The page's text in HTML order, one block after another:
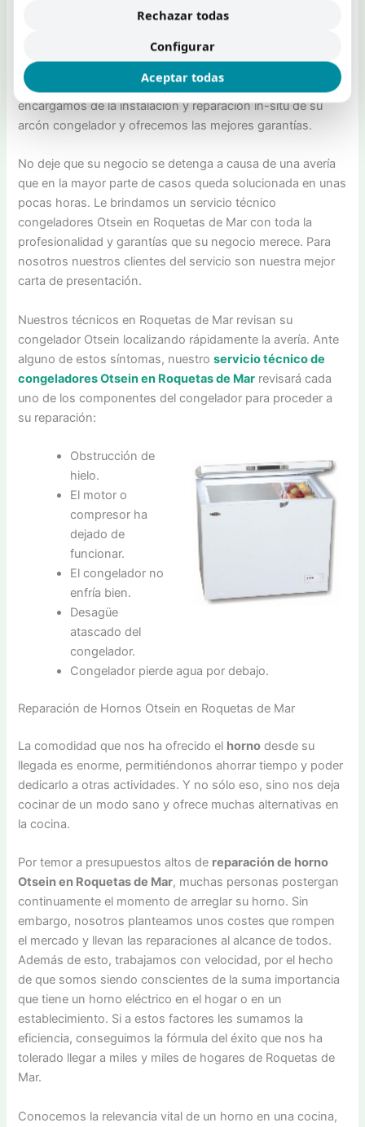
en un tiempo record. Nuestro servicio
unos tiempos de respuesta de primer nivel con la garantía
de ser un servicio tecnico autorizado en Roquetas de Mar
para el fabricante de congeladores Otsein. Nos
encargamos de la instalación y reparación in-situ de su
arcón congelador y ofrecemos las mejores garantías.
No deje que su negocio se detenga a causa de una avería
que en la mayor parte de casos queda solucionada en unas
pocas horas. Le brindamos un servicio técnico
congeladores Otsein en Roquetas de Mar con toda la
profesionalidad y garantías que su negocio merece. Para
nosotros nuestros clientes del servicio son nuestra mejor
carta de presentación.
Nuestros técnicos en Roquetas de Mar revisan su
congelador Otsein localizando rápidamente la avería. Ante
alguno de estos síntomas, nuestroservicio técnico de
congeladores Otsein en Roquetas de Mar revisará cada
uno de los componentes del congelador para proceder a
su reparación:
Obstrucción de
hielo.
El motor o
compresor ha
dejado de
funcionar.
El congelador no
enfría bien.
Desagüe
atascado del
congelador.
Congelador pierde agua por debajo.
Reparación de Hornos Otsein en Roquetas de Mar
La comodidad que nos ha ofrecido el horno desde su
llegada es enorme, permitiéndonos ahorrar tiempo y poder
dedicarlo a otras actividades. Y no sólo eso, sino nos deja
cocinar de un modo sano y ofrece muchas alternativas en
la cocina.
Por temor a presupuestos altos de reparación de horno
Otsein en Roquetas de Mar, muchas personas postergan
continuamente el momento de arreglar su horno. Sin
embargo, nosotros planteamos unos costes que rompen
el mercado y llevan las reparaciones al alcance de todos.
Además de esto, trabajamos con velocidad, por el hecho
de que somos siendo conscientes de la suma importancia
que tiene un horno eléctrico en el hogar o en un
establecimiento. Si a estos factores les sumamos la
eficiencia, conseguimos la fórmula del éxito que nos ha
tolerado llegar a miles y miles de hogares de Roquetas de
Mar.
Conocemos la relevancia vital de un horno en una cocina,
Rechazar todas
Configurar
Aceptar todas